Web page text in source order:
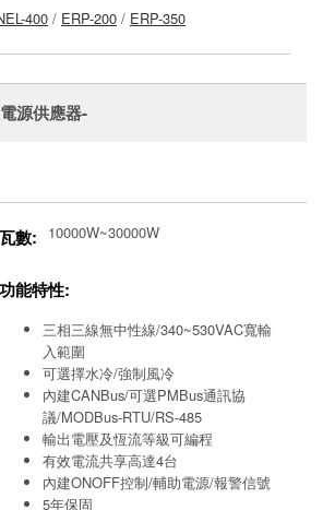
400 / ERP-200 / ERP-350
源供應器-
瓦數: 10000W~30000W
功能特性:
三相三線無中性線/340~530VAC寬輸
入範圍
可選擇水冷/強制風冷
內建CANBus/可選PMBus通訊協
議/MODBus-RTU/RS-485
輸出電壓及恆流等級可編程
有效電流共享高達4台
內建ONOFF控制/輔助電源/報警信號
5年保固